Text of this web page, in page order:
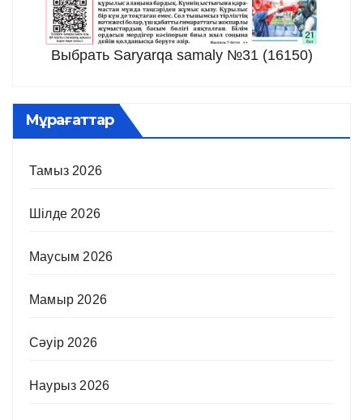
Выбрать Saryarqa samaly №31 (16150)
Мұрағаттар
Тамыз 2026
Шілде 2026
Маусым 2026
Мамыр 2026
Сәуір 2026
Наурыз 2026